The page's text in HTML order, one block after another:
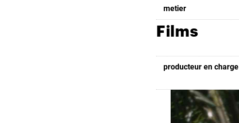
metier
Films
producteur en charge